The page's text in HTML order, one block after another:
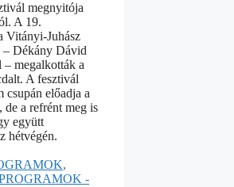
megnyitója
A 19.
Vitányi-Juhász
Dékány Dávid
– megalkották a
A fesztivál
csupán előadja a
de a refrént meg is
együtt
hétvégén.
,
-